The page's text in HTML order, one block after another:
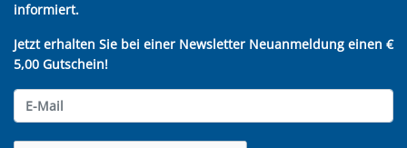
informiert.
Jetzt erhalten Sie bei einer Newsletter Neuanmeldung einen €
5,00 Gutschein!